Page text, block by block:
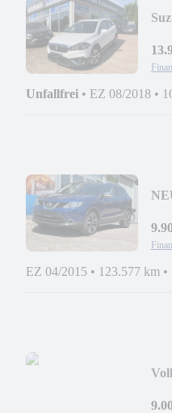
Unfallfrei • EZ 08/2018 •
EZ 04/2015 • 123.577 km •